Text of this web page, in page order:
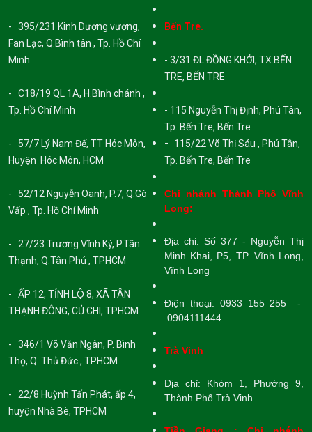
- 395/231 Kinh Dương vương,
Fan Lạc, Q.Bình tân , Tp. Hồ Chí
Minh
- C18/19 QL 1A, H.Bình chánh ,
Tp. Hồ Chí Minh
- 57/7 Lý Nam Đế, TT Hóc Môn,
Huyện Hóc Môn, HCM
- 52/12 Nguyễn Oanh, P.7, Q.Gò
Vấp , Tp. Hồ Chí Minh
- 27/23 Trương Vĩnh Ký, P.Tân
Thạnh, Q.Tân Phú , TPHCM
- ẤP 12, TỈNH LỘ 8, XÃ TÂN
THẠNH ĐÔNG, CỦ CHI, TPHCM
- 346/1 Võ Văn Ngân, P. Bình
Thọ, Q. Thủ Đức , TPHCM
- 22/8 Huỳnh Tấn Phát, ấp 4,
huyện Nhà Bè, TPHCM
Bến Tre.
- 3/31 ĐL ĐỒNG KHỞI, TX.BẾN
TRE, BẾN TRE
- 115 Nguyễn Thị Định, Phú Tân,
Tp. Bến Tre, Bến Tre
-
115/22 Võ Thị Sáu , Phú Tân,
Tp. Bến Tre, Bến Tre
Chi nhánh Thành Phố Vĩnh
Long:
Địa chỉ: Số 377 - Nguyễn Thị
Minh Khai, P5, TP. Vĩnh Long,
Vĩnh Long
Điện thoại: 0933 155 255 -
0904111444
Trà Vinh
Địa chỉ: Khóm 1, Phường 9,
Thành Phố Trà Vinh